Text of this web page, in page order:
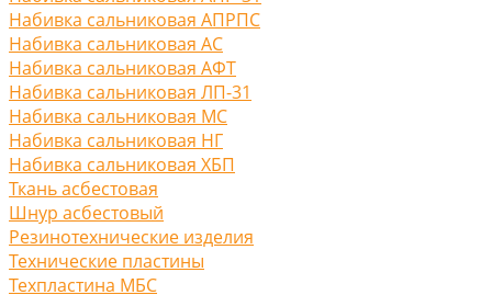
Набивка сальниковая АПРПС
Набивка сальниковая АС
Набивка сальниковая АФТ
Набивка сальниковая ЛП-31
Набивка сальниковая МС
Набивка сальниковая НГ
Набивка сальниковая ХБП
Ткань асбестовая
Шнур асбестовый
Резинотехнические изделия
Технические пластины
Техпластина МБС